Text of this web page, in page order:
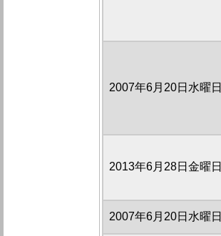
2007年6月20日水曜日
2013年6月28日金曜日
2007年6月20日水曜日